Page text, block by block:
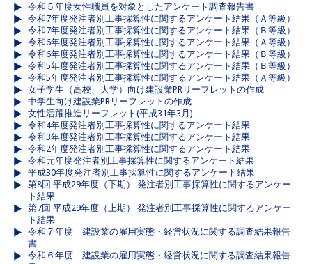
令和５年度女性職員を対象としたアンケート調査報告書
令和7年度発注者別工事採算性に関するアンケート結果（Ａ等級）
令和7年度発注者別工事採算性に関するアンケート結果（Ｂ等級）
令和6年度発注者別工事採算性に関するアンケート結果（Ａ等級）
令和6年度発注者別工事採算性に関するアンケート結果（Ｂ等級）
令和5年度発注者別工事採算性に関するアンケート結果（Ｂ等級）
令和5年度発注者別工事採算性に関するアンケート結果（Ａ等級）
女子学生（高校、大学）向け建設業PRリーフレットの作成
中学生向け建設業PRリーフレットの作成
女性活躍推進リーフレット(平成31年3月)
令和4年度発注者別工事採算性に関するアンケート結果
令和3年度発注者別工事採算性に関するアンケート結果
令和2年度発注者別工事採算性に関するアンケート結果
令和元年度発注者別工事採算性に関するアンケート結果
平成30年度発注者別工事採算性に関するアンケート結果
第8回 平成29年度（下期） 発注者別工事採算性に関するアンケー
ト結果
第7回 平成29年度（上期） 発注者別工事採算性に関するアンケー
ト結果
令和７年度 建設業の雇用実態・経営状況に関する調査結果報告
書
令和６年度 建設業の雇用実態・経営状況に関する調査結果報告